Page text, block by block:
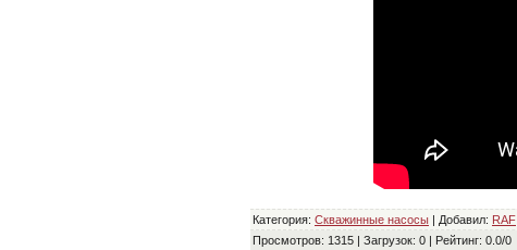
Категория: Скважинные насосы | Добавил: RAF
Просмотров: 1315 | Загрузок: 0 | Рейтинг: 0.0/0